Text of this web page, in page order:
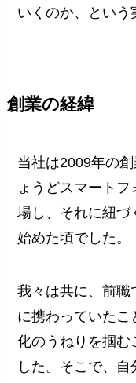
いくのか、という
創業の経緯
当社は2009年の
ょうどスマート
場し、それに紐づ
始めた頃でした。
我々は共に、前職
に携わっていた
化のうねりを掴む
した。そこで、